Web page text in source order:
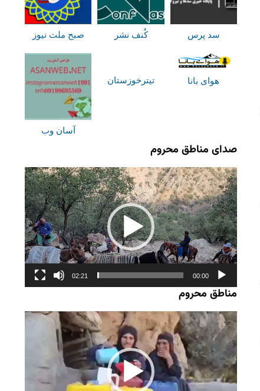
سد پرس کُنف نشر صبح ملت نیوز
هوای بانا تیترخوزستان
آسان وب
صدای مناطق محروم
نمایشگر
ویدیو
00:00
02:21
مناطق محروم
نمایشگر
ویدیو